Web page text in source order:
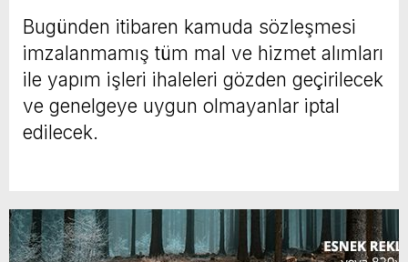
Bugünden itibaren kamuda sözleşmesi
imzalanmamış tüm mal ve hizmet alımları
ile yapım işleri ihaleleri gözden geçirilecek
ve genelgeye uygun olmayanlar iptal
edilecek.